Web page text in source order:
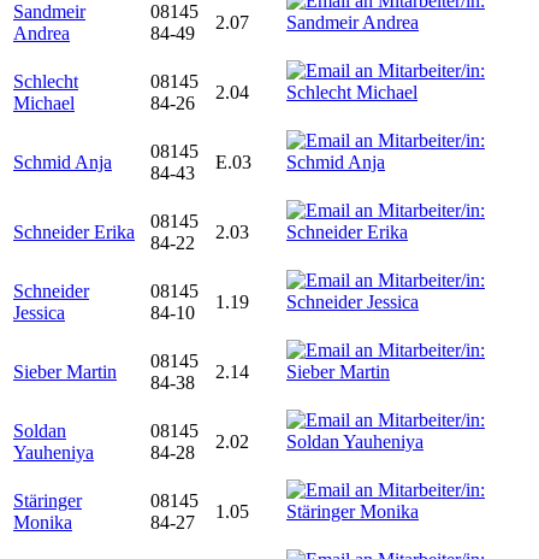
Sandmeir
Andrea
08145
84-49
2.07
Schlecht
Michael
08145
84-26
2.04
Schmid Anja
08145
84-43
E.03
Schneider Erika
08145
84-22
2.03
Schneider
Jessica
08145
84-10
1.19
Sieber Martin
08145
84-38
2.14
Soldan
Yauheniya
08145
84-28
2.02
Stäringer
Monika
08145
84-27
1.05